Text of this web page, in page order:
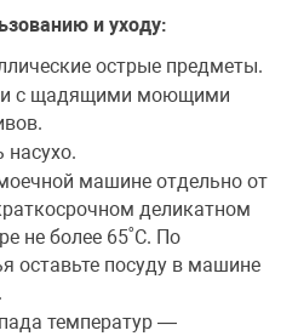
и уходу:
острые предметы.
с щадящими моющими
машине отдельно от
деликатном
не более 65˚С. По
оставьте посуду в машине
температур —